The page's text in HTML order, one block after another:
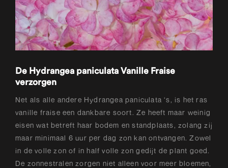
De Hydrangea paniculata Vanille Fraise
verzorgen
Net als alle andere Hydrangea paniculata ‘s, is het ras
vanille fraise een dankbare soort. Ze heeft maar weinig
eisen wat betreft haar bodem en standplaats, zolang zij
maar minimaal 6 uur per dag zon kan ontvangen. Zowel
in de volle zon of in half volle zon gedijt de plant goed.
De zonnestralen zorgen niet alleen voor meer bloemen,